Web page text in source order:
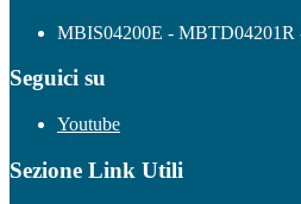
MBIS04200E - MBTD04201R
Seguici su
Youtube
Sezione Link Utili